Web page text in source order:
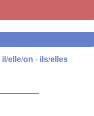
il /elle/on - ils/elles